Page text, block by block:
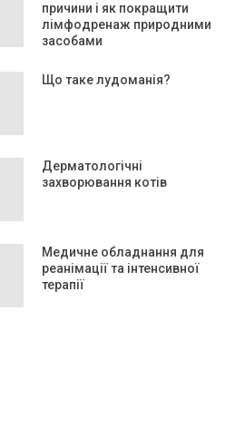
причини і як покращити
лімфодренаж природними
засобами
Що таке лудоманія?
Дерматологічні
захворювання котів
Медичне обладнання для
реанімації та інтенсивної
терапії